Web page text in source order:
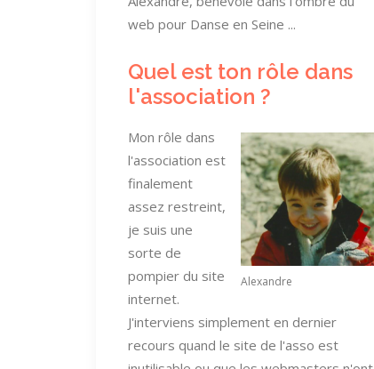
web pour Danse en Seine ...
Quel est ton rôle dans
l'association ?
Alexandre
Mon rôle dans
l'association est
finalement
assez restreint,
je suis une
sorte de
pompier du site
internet.
J'interviens simplement en dernier
recours quand le site de l'asso est